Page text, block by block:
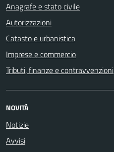
Anagrafe e stato civile
Autorizzazioni
Catasto e urbanistica
Imprese e commercio
Tributi, finanze e contravvenzioni
NOVITÀ
Notizie
Avvisi